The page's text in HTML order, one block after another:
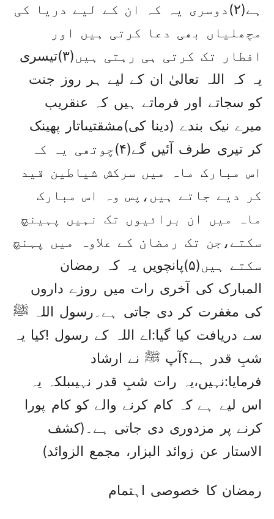
ہے(۲)دوسری یہ کہ ان کے لیے دریا کی
مچھلیاں بھی دعا کرتی ہیں اور
افطار تک کرتی ہی رہتی ہیں(۳)تیسری
یہ کہ اللہ تعالیٰ ان کے لیے ہر روز جنت
کو سجاتے اور فرماتے ہیں کہ عنقریب
میرے نیک بندے (دینا کی)مشقتیںاتار پھینک
کر تیری طرف آئیں گے(۴)چوتھی یہ کہ
اس مبارک ماہ میں سرکش شیاطین قید
کر دیے جاتے ہیں،پس وہ اس مبارک
ماہ میں ان برائیوں تک نہیں پہینچ
سکتے،جن تک رمضان کے علاوہ میں پہنچ
سکتے ہیں(۵)پانچویں یہ کہ رمضان
المبارک کی آخری رات میں روزے داروں
کی مغفرت کر دی جاتی ہے۔رسول اللہ ﷺ
سے دریافت کیا گیا:اے اللہ کے رسول !کیا یہ
شبِ قدر ہے؟آپ ﷺ نے ارشاد
فرمایا:نہیں،یہ رات شبِ قدر نہیںبلکہ یہ
اس لیے ہے کہ کام کرنے والے کو کام پورا
کرنے پر مزدوری دی جاتی ہے۔(کشف
الاستار عن زوائد البزار، مجمع الزوائد)
رمضان کا خصوصی اہتمام